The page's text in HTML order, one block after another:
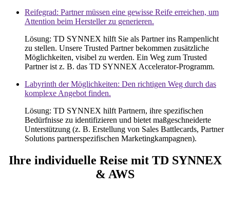
Reifegrad: Partner müssen eine gewisse Reife erreichen, um
Attention beim Hersteller zu generieren.
Lösung: TD SYNNEX hilft Sie als Partner ins Rampenlicht
zu stellen. Unsere Trusted Partnerbekommen zusätzliche
Möglichkeiten, visibel zu werden. Ein Weg zum Trusted
Partnerist z. B. das TD SYNNEX Accelerator-Programm.
Labyrinth der Möglichkeiten: Den richtigen Weg durch das
komplexe Angebot finden.
Lösung: TD SYNNEX hilft Partnern, ihre spezifischen
Bedürfnisse zu identifizieren und bietet maßgeschneiderte
Unterstützung (z. B. Erstellung von Sales Battlecards, Partner
Solutions partnerspezifischen Marketingkampagnen).
Ihre individuelle Reise mitTD SYNNEX
& AWS